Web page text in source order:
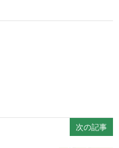
次の記事